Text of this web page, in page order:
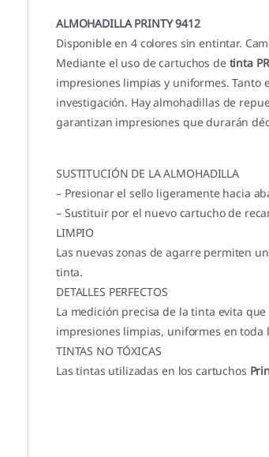
ALMOHADILLA PRINTY 9412
Disponible en 4 colores sin entintar.
Mediante el uso de cartuchos de tinta
impresiones limpias y uniformes.
investigación. Hay almohadillas de
garantizan impresiones que durarán
SUSTITUCIÓN DE LA ALMOHADILLA
– Presionar el sello ligeramente hacia
– Sustituir por el nuevo cartucho de
LIMPIO
Las nuevas zonas de agarre permiten
tinta.
DETALLES PERFECTOS
La medición precisa de la tinta evita
impresiones limpias, uniformes en toda
TINTAS NO TÓXICAS
Las tintas utilizadas en los cartuchos